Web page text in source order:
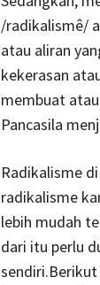
/radikalismê/
atau aliran
kekerasan
membuat
Pancasila
Radikalisme
radikalisme
lebih mudah
dari itu perlu
sendiri.Berikut